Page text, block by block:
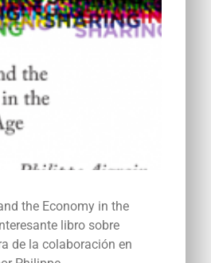
the Economy in the
libro sobre
de la colaboración en